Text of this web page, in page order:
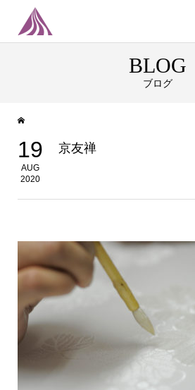
BLOG
ブログ
19
AUG
2020
京友禅